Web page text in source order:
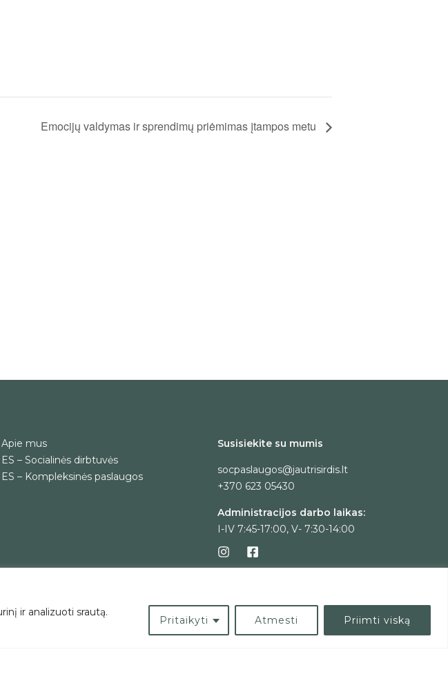
ir analizuoti srautą.
Pritaikyti Atmesti Priimti viską
Emocijų valdymas ir sprendimų priėmimas įtampos metu
Apie mus
ES – Socialinės dirbtuvės
ES – Kompleksinės paslaugos
Susisiekite su mumis
socpaslaugos@jautrisirdis.lt
+370 623 05430
Administracijos darbo laikas:
I-IV 7:45-17:00, V- 7:30-14:00